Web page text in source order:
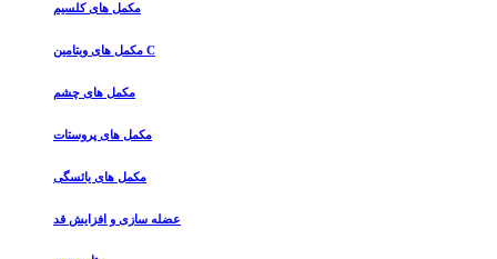
مکمل های کلسیم
مکمل های ویتامین C
مکمل های چشم
مکمل های پروستات
مکمل های یائسگی
عضله سازی و افزایش قد